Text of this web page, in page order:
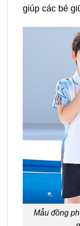
giúp các bé
Mẫu đồng